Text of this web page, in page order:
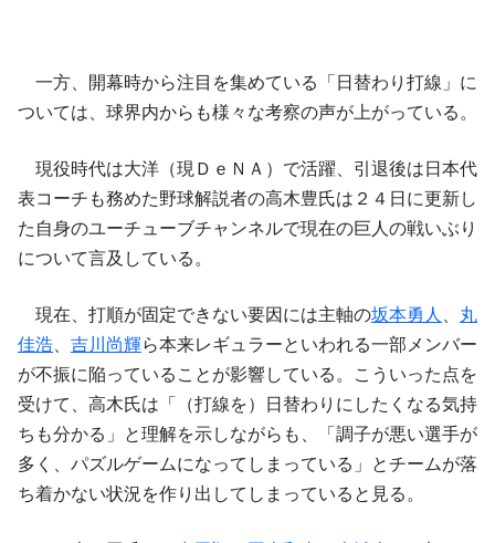
一方、開幕時から注目を集めている「日替わり打線」に
ついては、球界内からも様々な考察の声が上がっている。
現役時代は大洋（現ＤｅＮＡ）で活躍、引退後は日本代
表コーチも務めた野球解説者の高木豊氏は２４日に更新し
た自身のユーチューブチャンネルで現在の巨人の戦いぶり
について言及している。
現在、打順が固定できない要因には主軸の坂本勇人 、 丸
佳浩、 吉川尚輝ら本来レギュラーといわれる一部メンバー
が不振に陥っていることが影響している。こういった点を
受けて、高木氏は「（打線を）日替わりにしたくなる気持
ちも分かる」と理解を示しながらも、「調子が悪い選手が
多く、パズルゲームになってしまっている」とチームが落
ち着かない状況を作り出してしまっていると見る。